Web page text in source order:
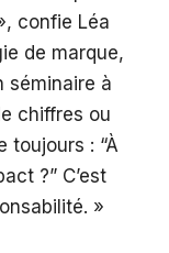
confie Léa
de marque,
séminaire à
chiffres ou
toujours : “À
?” C’est
»